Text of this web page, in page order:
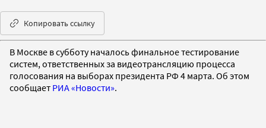
Копировать ссылку
В Москве в субботу началось финальное тестирование
систем, ответственных за видеотрансляцию процесса
голосования на выборах президента РФ 4 марта. Об этом
сообщает РИА «Новости».